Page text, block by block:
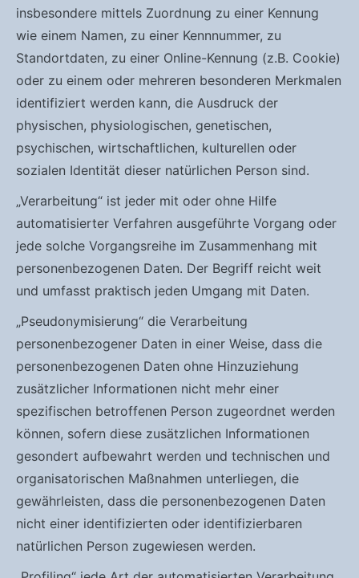
insbesondere mittels Zuordnung zu einer Kennung
wie einem Namen, zu einer Kennnummer, zu
Standortdaten, zu einer Online-Kennung (z.B. Cookie)
oder zu einem oder mehreren besonderen Merkmalen
identifiziert werden kann, die Ausdruck der
physischen, physiologischen, genetischen,
psychischen, wirtschaftlichen, kulturellen oder
sozialen Identität dieser natürlichen Person sind.
„Verarbeitung“ ist jeder mit oder ohne Hilfe
automatisierter Verfahren ausgeführte Vorgang oder
jede solche Vorgangsreihe im Zusammenhang mit
personenbezogenen Daten. Der Begriff reicht weit
und umfasst praktisch jeden Umgang mit Daten.
„Pseudonymisierung“ die Verarbeitung
personenbezogener Daten in einer Weise, dass die
personenbezogenen Daten ohne Hinzuziehung
zusätzlicher Informationen nicht mehr einer
spezifischen betroffenen Person zugeordnet werden
können, sofern diese zusätzlichen Informationen
gesondert aufbewahrt werden und technischen und
organisatorischen Maßnahmen unterliegen, die
gewährleisten, dass die personenbezogenen Daten
nicht einer identifizierten oder identifizierbaren
natürlichen Person zugewiesen werden.